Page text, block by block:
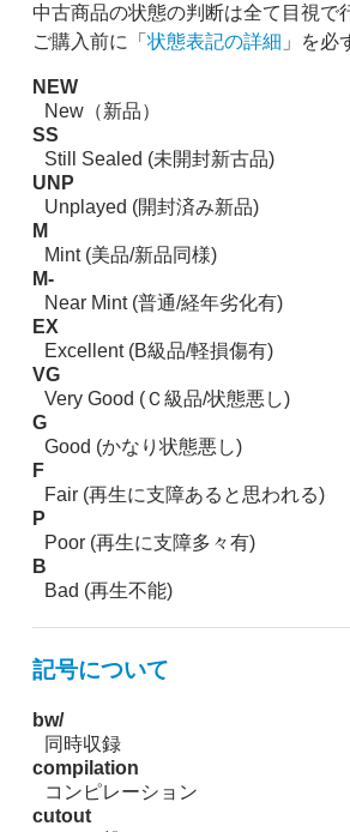
中古商品の状態の判断は全て目視で
ご購入前に「 状態表記の詳細 」を必
NEW
New（新品）
SS
Still Sealed (未開封新古品)
UNP
Unplayed (開封済み新品)
M
Mint (美品/新品同様)
M-
Near Mint (普通/経年劣化有)
EX
Excellent (B級品/軽損傷有)
VG
Very Good (Ｃ級品/状態悪し)
G
Good (かなり状態悪し)
F
Fair (再生に支障あると思われる)
P
Poor (再生に支障多々有)
B
Bad (再生不能)
記号について
bw/
同時収録
compilation
コンピレーション
cutout